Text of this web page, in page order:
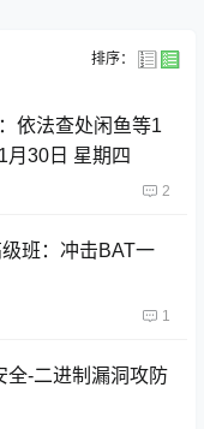
排序：
依法查处闲鱼等1
月30日 星期四
2
班：冲击BAT一
1
全-二进制漏洞攻防